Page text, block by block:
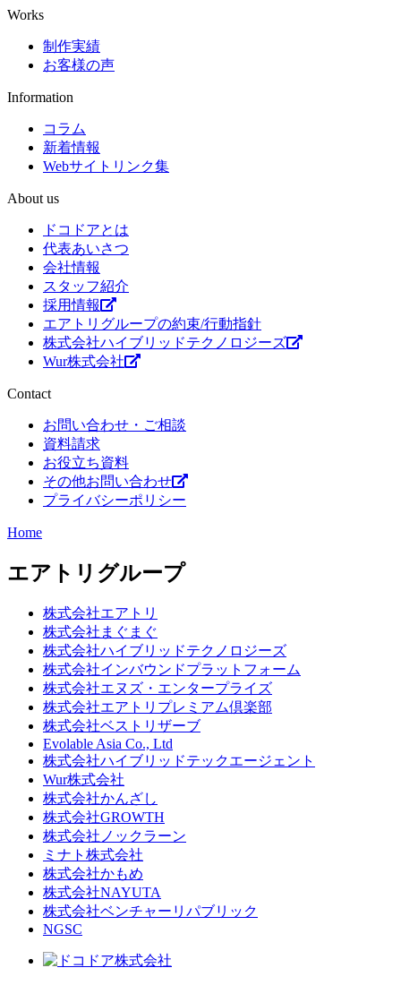
Works
制作実績
お客様の声
Information
コラム
新着情報
Webサイトリンク集
About us
ドコドアとは
代表あいさつ
会社情報
スタッフ紹介
採用情報
エアトリグループの約束/行動指針
株式会社ハイブリッドテクノロジーズ
Wur株式会社
Contact
お問い合わせ・ご相談
資料請求
お役立ち資料
その他お問い合わせ
プライバシーポリシー
Home
エアトリグループ
株式会社エアトリ
株式会社まぐまぐ
株式会社ハイブリッドテクノロジーズ
株式会社インバウンドプラットフォーム
株式会社エヌズ・エンタープライズ
株式会社エアトリプレミアム倶楽部
株式会社ベストリザーブ
Evolable Asia Co., Ltd
株式会社ハイブリッドテックエージェント
Wur株式会社
株式会社かんざし
株式会社GROWTH
株式会社ノックラーン
ミナト株式会社
株式会社かもめ
株式会社NAYUTA
株式会社ベンチャーリパブリック
NGSC